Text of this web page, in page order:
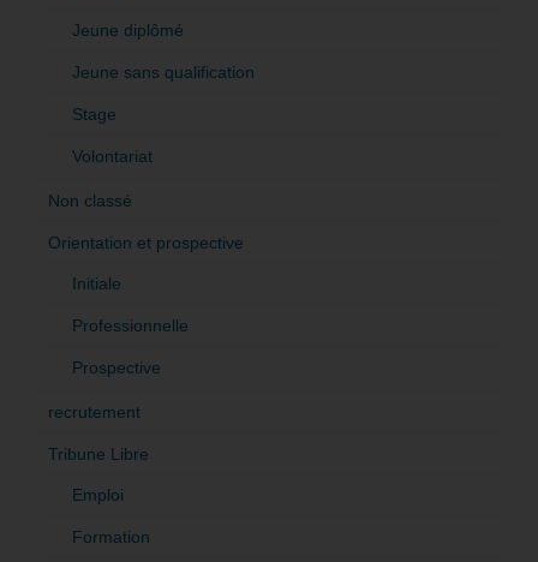
Jeune diplômé
Jeune sans qualification
Stage
Volontariat
Non classé
Orientation et prospective
Initiale
Professionnelle
Prospective
recrutement
Tribune Libre
Emploi
Formation